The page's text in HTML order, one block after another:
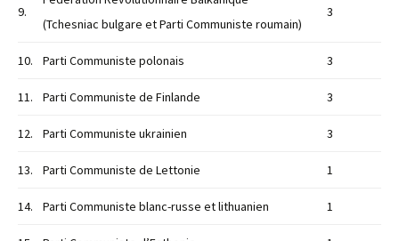
9.
(Tchesniac bulgare et Parti Communiste roumain)
3
10. Parti Communiste polonais 3
11. Parti Communiste de Finlande 3
12. Parti Communiste ukrainien 3
13. Parti Communiste de Lettonie 1
14. Parti Communiste blanc-russe et lithuanien 1